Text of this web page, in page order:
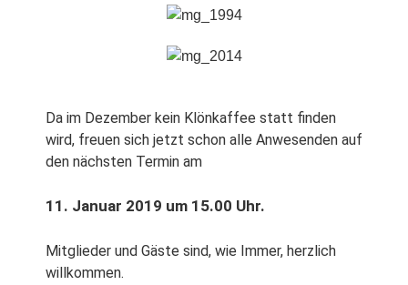
Da im Dezember kein Klönkaffee statt finden
wird, freuen sich jetzt schon alle Anwesenden auf
den nächsten Termin am
11. Januar 2019 um 15.00 Uhr.
Mitglieder und Gäste sind, wie Immer, herzlich
willkommen.